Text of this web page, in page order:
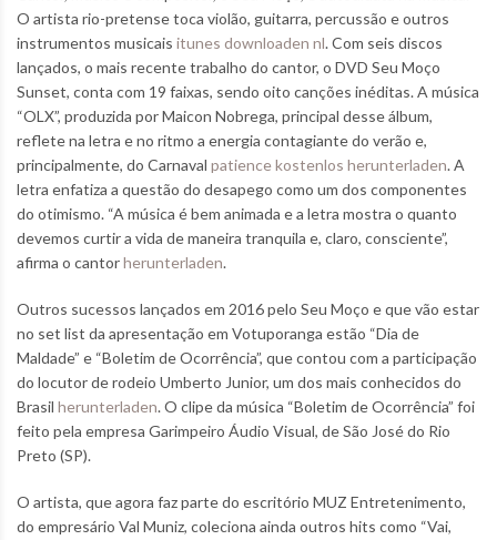
O artista rio-pretense toca violão, guitarra, percussão e outros
instrumentos musicais itunes downloaden nl. Com seis discos
lançados, o mais recente trabalho do cantor, o DVD Seu Moço
Sunset, conta com 19 faixas, sendo oito canções inéditas. A música
“OLX”, produzida por Maicon Nobrega, principal desse álbum,
reflete na letra e no ritmo a energia contagiante do verão e,
principalmente, do Carnaval patience kostenlos herunterladen. A
letra enfatiza a questão do desapego como um dos componentes
do otimismo. “A música é bem animada e a letra mostra o quanto
devemos curtir a vida de maneira tranquila e, claro, consciente”,
afirma o cantorherunterladen.
Outros sucessos lançados em 2016 pelo Seu Moço e que vão estar
no set list da apresentação em Votuporanga estão “Dia de
Maldade” e “Boletim de Ocorrência”, que contou com a participação
do locutor de rodeio Umberto Junior, um dos mais conhecidos do
Brasil herunterladen. O clipe da música “Boletim de Ocorrência” foi
feito pela empresa Garimpeiro Áudio Visual, de São José do Rio
Preto (SP).
O artista, que agora faz parte do escritório MUZ Entretenimento,
do empresário Val Muniz, coleciona ainda outros hits como “Vai,